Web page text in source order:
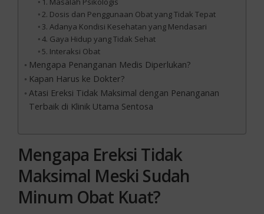
2. Dosis dan Penggunaan Obat yang Tidak Tepat
3. Adanya Kondisi Kesehatan yang Mendasari
4. Gaya Hidup yang Tidak Sehat
5. Interaksi Obat
Mengapa Penanganan Medis Diperlukan?
Kapan Harus ke Dokter?
Atasi Ereksi Tidak Maksimal dengan Penanganan
Terbaik di Klinik Utama Sentosa
Mengapa Ereksi Tidak
Maksimal Meski Sudah
Minum Obat Kuat?